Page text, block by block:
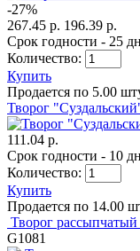
-27%
267.45 р. 196.39 р.
Срок годности - 25
Количество:
Купить
Продается по 5.00
Творог
111.04 р.
Срок годности - 10
Количество:
Купить
Продается по 14.00
Творог
G1081